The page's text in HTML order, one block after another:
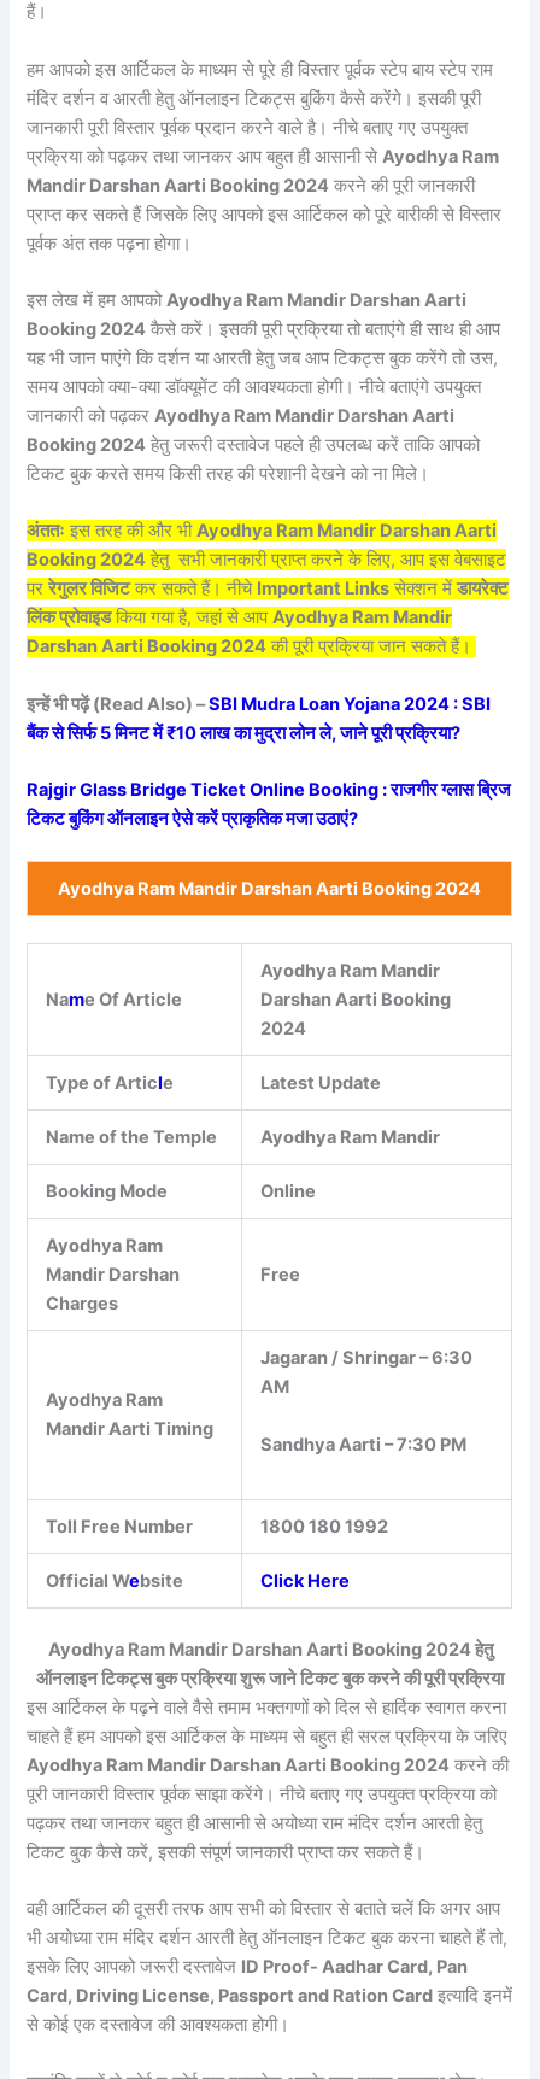
हैं।
हम आपको इस आर्टिकल के माध्यम से पूरे ही विस्तार पूर्वक स्टेप बाय स्टेप राम
मंदिर दर्शन व आरती हेतु ऑनलाइन टिकट्स बुकिंग कैसे करेंगे। इसकी पूरी
जानकारी पूरी विस्तार पूर्वक प्रदान करने वाले है। नीचे बताए गए उपयुक्त
प्रक्रिया को पढ़कर तथा जानकर आप बहुत ही आसानी सेAyodhya Ram
Mandir Darshan Aarti Booking 2024 करने की पूरी जानकारी
प्राप्त कर सकते हैं जिसके लिए आपको इस आर्टिकल को पूरे बारीकी से विस्तार
पूर्वक अंत तक पढ़ना होगा।
इस लेख में हम आपकोAyodhya Ram Mandir Darshan Aarti
Booking 2024 कैसे करें। इसकी पूरी प्रक्रिया तो बताएंगे ही साथ ही आप
यह भी जान पाएंगे कि दर्शन या आरती हेतु जब आप टिकट्स बुक करेंगे तो उस,
समय आपको क्या-क्या डॉक्यूमेंट की आवश्यकता होगी। नीचे बताएंगे उपयुक्त
जानकारी को पढ़करAyodhya Ram Mandir Darshan Aarti
Booking 2024 हेतु जरूरी दस्तावेज पहले ही उपलब्ध करें ताकि आपको
टिकट बुक करते समय किसी तरह की परेशानी देखने को ना मिले।
अंततः इस तरह की और भीAyodhya Ram Mandir Darshan Aarti
Booking 2024 हेतु सभी जानकारी प्राप्त करने के लिए, आप इस वेबसाइट
पररेगुलर विजिटकर सकते हैं। नीचे Important Links सेक्शन मेंडायरेक्ट
लिंक प्रोवाइडकिया गया है, जहां से आपAyodhya Ram Mandir
Darshan Aarti Booking 2024 की पूरी प्रक्रिया जान सकते हैं।
इन्हें भी पढ़ें (Read Also) –SBI Mudra Loan Yojana 2024 : SBI
बैंक से सिर्फ 5 मिनट में ₹10 लाख का मुद्रा लोन ले, जाने पूरी प्रक्रिया?
Rajgir Glass Bridge Ticket Online Booking : राजगीर ग्लास ब्रिज
टिकट बुकिंग ऑनलाइन ऐसे करें प्राकृतिक मजा उठाएं?
Ayodhya Ram Mandir Darshan Aarti Booking 2024
Name Of Article
Ayodhya Ram Mandir
Darshan Aarti Booking
2024
Type of Article Latest Update
Name of the Temple Ayodhya Ram Mandir
Booking Mode Online
Ayodhya Ram
Mandir Darshan
Charges
Free
Ayodhya Ram
Mandir Aarti Timing
Jagaran / Shringar – 6:30
AM
Sandhya Aarti – 7:30 PM
Toll Free Number 1800 180 1992
Official Website Click Here
Ayodhya Ram Mandir Darshan Aarti Booking 2024 हेतु
ऑनलाइन टिकट्स बुक प्रक्रिया शुरू जाने टिकट बुक करने की पूरी प्रक्रिया
इस आर्टिकल के पढ़ने वाले वैसे तमाम भक्तगणों को दिल से हार्दिक स्वागत करना
चाहते हैं हम आपको इस आर्टिकल के माध्यम से बहुत ही सरल प्रक्रिया के जरिए
Ayodhya Ram Mandir Darshan Aarti Booking 2024 करने की
पूरी जानकारी विस्तार पूर्वक साझा करेंगे। नीचे बताए गए उपयुक्त प्रक्रिया को
पढ़कर तथा जानकर बहुत ही आसानी से अयोध्या राम मंदिर दर्शन आरती हेतु
टिकट बुक कैसे करें, इसकी संपूर्ण जानकारी प्राप्त कर सकते हैं।
वही आर्टिकल की दूसरी तरफ आप सभी को विस्तार से बताते चलें कि अगर आप
भी अयोध्या राम मंदिर दर्शन आरती हेतु ऑनलाइन टिकट बुक करना चाहते हैं तो,
इसके लिए आपको जरूरी दस्तावेज ID Proof- Aadhar Card, Pan
Card, Driving License, Passport and Ration Card इत्यादि इनमें
से कोई एक दस्तावेज की आवश्यकता होगी।